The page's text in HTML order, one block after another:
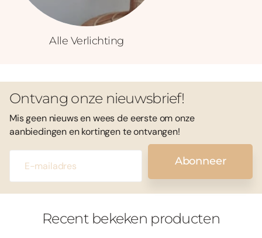
Alle Verlichting
Ontvang onze nieuwsbrief!
Mis geen nieuws en wees de eerste om onze
aanbiedingen en kortingen te ontvangen!
Abonneer
Recent bekeken producten